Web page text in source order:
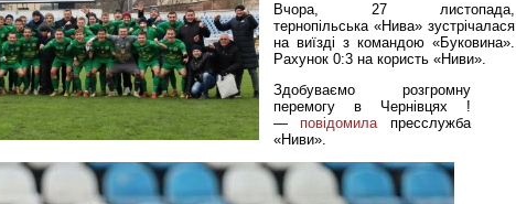
Вчора, 27 листопада,
тернопільська «Нива» зустрічалася
на виїзді з командою «Буковина».
Рахунок 0:3 на користь «Ниви».
Здобуваємо розгромну
перемогу в Чернівцях !
— повідомилапресслужба
«Ниви».